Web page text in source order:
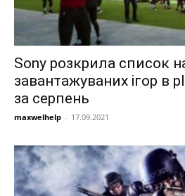
Sony розкрила список
завантажуваних ігор в
за серпень
maxwelhelp - 17.09.2021